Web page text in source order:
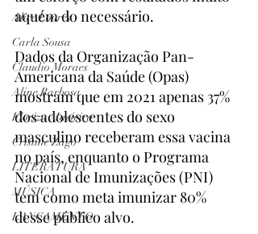
Alice Loures
Carla Sousa
Claudio Moraes
Aline Barbosa
Floriza Macieira
Cristine Zago
LITERATURA
MÚSICA
LANÇAMENTO
aquém do necessário.
Dados da Organização Pan-
Americana da Saúde (Opas)
mostram que em 2021 apenas 37%
dos adolescentes do sexo
masculino receberam essa vacina
no país, enquanto o Programa
Nacional de Imunizações (PNI)
tem como meta imunizar 80%
desse público alvo.